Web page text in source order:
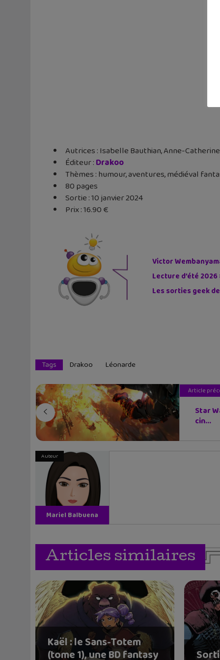
Autrices : Isabelle Bauthian, Anne-
Éditeur ‏: ‎Drakoo
Thèmes : humour, aventures, médiéval
80 pages
Sortie : 10 janvier 2024
Prix : 16.90 €
Victor
Lecture d’été
Les sorties geek
Tags Drakoo Léonarde
Article
Star
cin...
Auteur
Mariel Balbuena
Articles similaires
Kaël : le Sans-Totem
(tome 1), une BD fantasy